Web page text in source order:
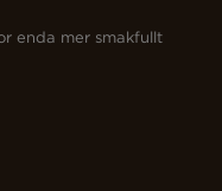
enda mer smakfullt